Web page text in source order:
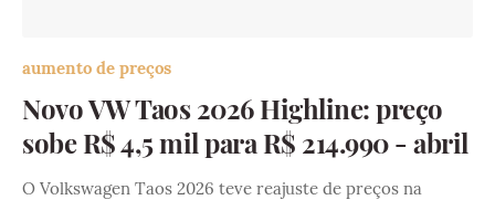
aumento de preços
Novo VW Taos 2026 Highline: preço
sobe R$ 4,5 mil para R$ 214.990 - abril
O Volkswagen Taos 2026 teve reajuste de preços na